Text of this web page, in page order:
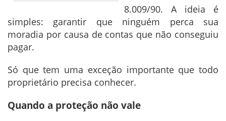
8.009/90. A ideia é
simples: garantir que ninguém perca sua
moradia por causa de contas que não conseguiu
pagar.
Só que tem uma exceção importante que todo
proprietário precisa conhecer.
Quando a proteção não vale